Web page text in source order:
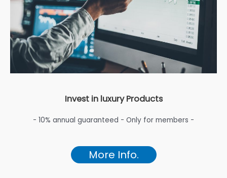
Invest in luxury Products
- 10% annual guaranteed - Only for members -
More Info.